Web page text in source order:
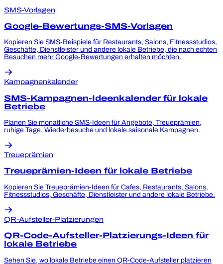
SMS-Vorlagen
Google-Bewertungs-SMS-Vorlagen
Kopieren Sie SMS-Beispiele für Restaurants, Salons, Fitnessstudios,
Geschäfte, Dienstleister und andere lokale Betriebe, die nach echten
Besuchen mehr Google-Bewertungen erhalten möchten.
Kampagnenkalender
SMS-Kampagnen-Ideenkalender für lokale
Betriebe
Planen Sie monatliche SMS-Ideen für Angebote, Treueprämien,
ruhige Tage, Wiederbesuche und lokale saisonale Kampagnen.
Treueprämien
Treueprämien-Ideen für lokale Betriebe
Kopieren Sie Treueprämien-Ideen für Cafes, Restaurants, Salons,
Fitnessstudios, Geschäfte, Dienstleister und andere lokale Betriebe.
QR-Aufsteller-Platzierungen
QR-Code-Aufsteller-Platzierungs-Ideen für
lokale Betriebe
Sehen Sie, wo lokale Betriebe einen QR-Code-Aufsteller platzieren